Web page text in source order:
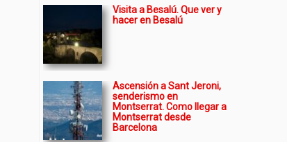
Visita a Besalú. Que ver y
hacer en Besalú
Ascensión a Sant Jeroni,
senderismo en
Montserrat. Como llegar a
Montserrat desde
Barcelona